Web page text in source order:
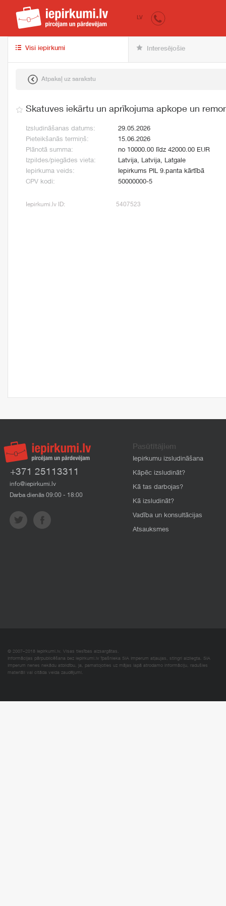
iepirkumi.lv
LV
Visi iepirkumi Interesējošie
Atpakaļ uz sarakstu
Skatuves iekārtu un aprīkojuma apkope un
Izsludināšanas datums:
29.05.2026
Pieteikšanās termiņš:
15.06.2026
Plānotā summa:
no 10000.00 līdz 42000.00 EUR
Izpildes/piegādes vieta:
Latvija, Latvija, Latgale
Iepirkuma veids:
Iepirkums PIL 9.panta kārtībā
CPV kodi:
50000000-5
Iepirkumi.lv ID: 5407523
+371 25113311
info@iepirkumi.lv
Darba dienās 09:00 - 18:00
Pasūtītājiem
Iepirkumu izsludināšana
Kāpēc izsludināt?
Kā tas darbojas?
Kā izsludināt?
Vadība un konsultācijas
Atsauksmes
© 2007–2018 Iepirkumi.lv. Visas tiesības aizsargātas.
Informācijas pārpublicēšana bez iepirkumi.lv īpašnieka SIA Imperum atļaujas, stingri aizliegta. SIA
Imperum nenes nekādu atbildību, ja, pamatojoties uz mājas lapā atrodamo informāciju, radušies
materiāli vai citāda veida zaudējumi.